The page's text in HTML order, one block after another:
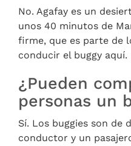
No. Agafay es un
unos 40 minutos de
firme, que es parte de
conducir el buggy aquí.
¿Pueden
personas un
Sí. Los buggies son de
conductor y un